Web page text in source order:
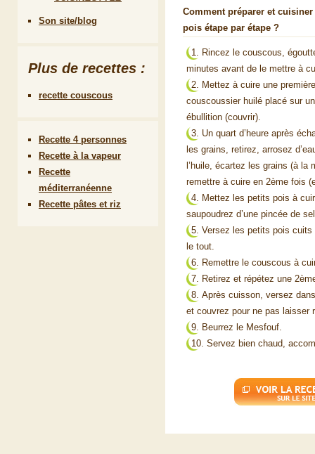
Comment préparer et
pois étape par étape ?
Rincez le couscous,
minutes avant de le mettre à
Mettez à cuire une
couscoussier huilé placé sur
ébullition (couvrir).
Un quart d’heure après
les grains, retirez, arrosez
l’huile, écartez les grains (à la
remettre à cuire en 2ème fois
Mettez les petits pois à
saupoudrez d’une pincée de
Versez les petits pois
le tout.
Remettre le couscous à
Retirez et répétez une
Après cuisson, versez
et couvrez pour ne pas laisser
Beurrez le Mesfouf.
Servez bien chaud,
Son site/blog
Plus de recettes :
recette couscous
Recette 4 personnes
Recette à la vapeur
Recette
méditerranéenne
Recette pâtes et riz